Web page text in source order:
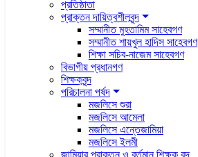
প্রতিষ্ঠাতা
প্রাক্তন দায়িত্বশীলবৃন্দ
সম্মানীত মুহতামিম সাহেবগণ
সম্মানীত শায়খুল হাদিস সাহেবগণ
শিক্ষা সচিব-নাজেম সাহেবগণ
বিভাগীয় প্রধানগণ
শিক্ষকবৃন্দ
পরিচালনা পর্ষদ
মজলিসে শুরা
মজলিসে আমেলা
মজলিসে এন্তেজামিয়া
মজলিসে ইলমী
জামিয়ার প্রাক্তন ও বর্তমান শিক্ষক বৃন্দ